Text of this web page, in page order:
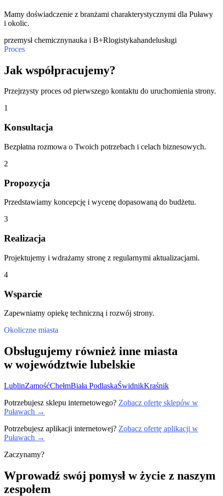
Mamy doświadczenie z branżami charakterystycznymi dla Puławy
i okolic.
przemysł chemicznynauka i B+Rlogistykahandelusługi
Proces
Jak współpracujemy?
Przejrzysty proces od pierwszego kontaktu do uruchomienia strony.
1
Konsultacja
Bezpłatna rozmowa o Twoich potrzebach i celach biznesowych.
2
Propozycja
Przedstawiamy koncepcję i wycenę dopasowaną do budżetu.
3
Realizacja
Projektujemy i wdrażamy stronę z regularnymi aktualizacjami.
4
Wsparcie
Zapewniamy opiekę techniczną i rozwój strony.
Okoliczne miasta
Obsługujemy również inne miasta
w województwie lubelskie
LublinZamośćChełmBiała PodlaskaŚwidnikKraśnik
Potrzebujesz sklepu internetowego? Zobacz ofertę sklepów w
Puławach →
Potrzebujesz aplikacji internetowej? Zobacz ofertę aplikacji w
Puławach →
Zaczynamy?
Wprowadź swój pomysł w życie z naszym
zespołem